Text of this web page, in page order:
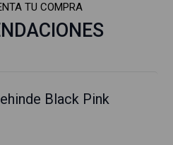
TU COMPRA
Black Pink